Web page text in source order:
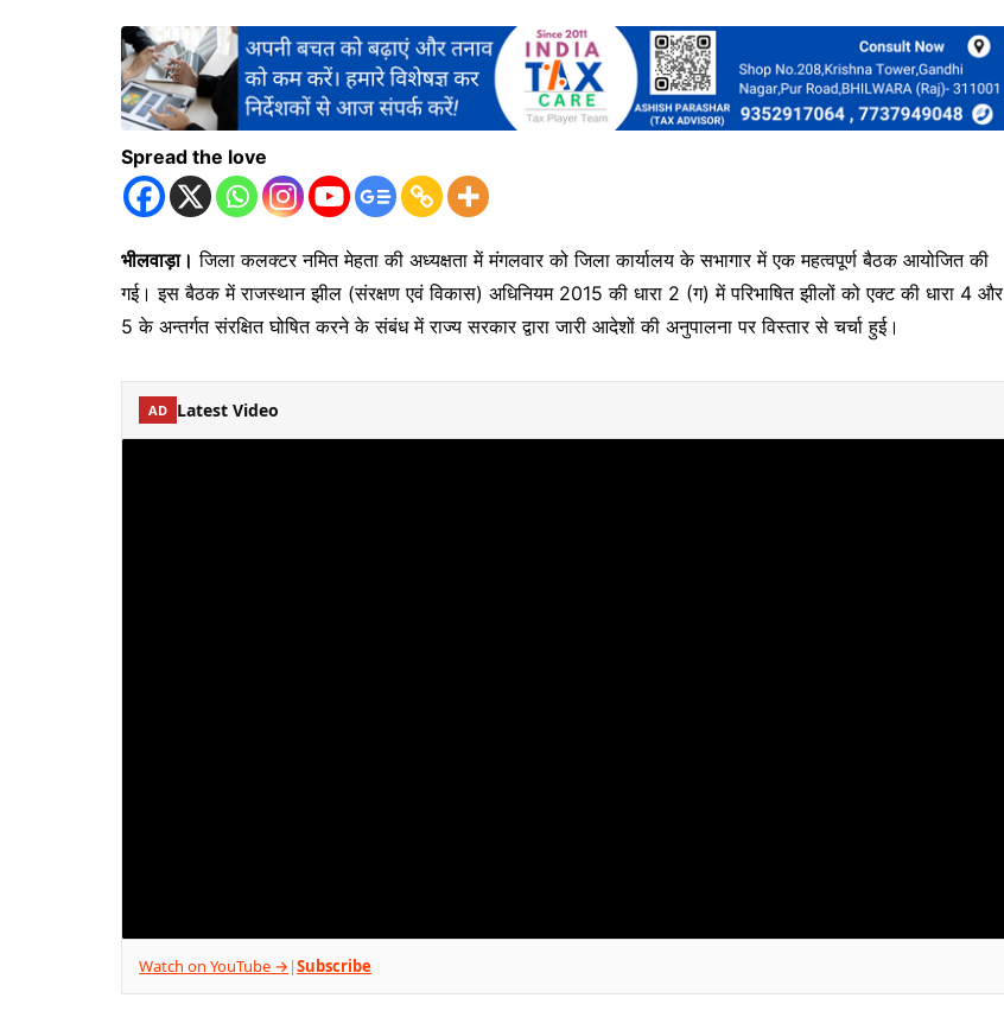
Spread the love
भीलवाड़ा। जिला कलक्टर नमित मेहता की अध्यक्षता में मंगलवार को जिला कार्यालय के सभागार में एक महत्वपूर्ण बैठक आयोजित की
गई। इस बैठक में राजस्थान झील (संरक्षण एवं विकास) अधिनियम 2015 की धारा 2 (ग) में परिभाषित झीलों को एक्ट की धारा 4 और
5 के अन्तर्गत संरक्षित घोषित करने के संबंध में राज्य सरकार द्वारा जारी आदेशों की अनुपालना पर विस्तार से चर्चा हुई।
AD Latest Video
Watch on YouTube → |Subscribe